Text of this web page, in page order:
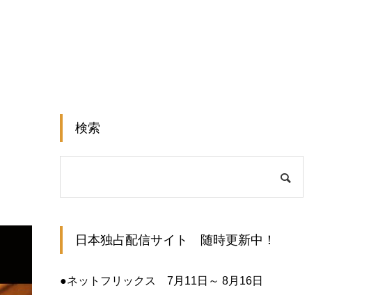
検索
日本独占配信サイト 随時更新中！
●ネットフリックス 7月11日～ 8月16日